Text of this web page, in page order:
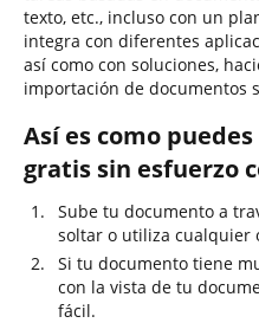
texto, etc., incluso con un
integra con diferentes
así como con soluciones,
importación de documentos
Así es como
gratis sin esfuerzo
Sube tu documento a
soltar o utiliza cualquier
Si tu documento tiene
con la vista de tu
fácil.